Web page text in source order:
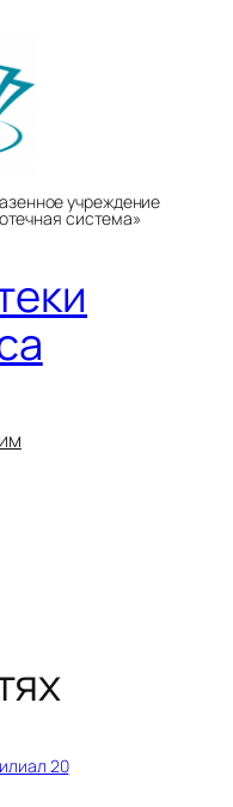
учреждение
система»
20